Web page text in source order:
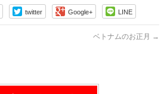
twitter Google+ LINE
ベトナムのお正月 →